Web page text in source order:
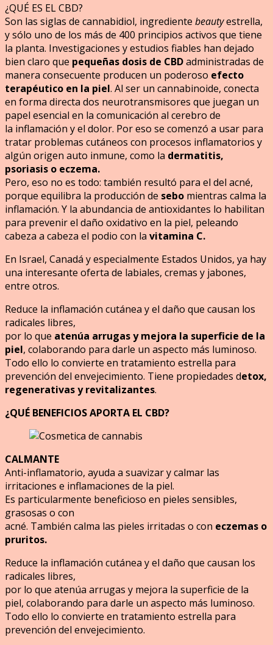
¿QUÉ ES EL CBD?
Son las siglas de cannabidiol, ingrediente beautyestrella,
y sólo uno de los más de 400 principios activos que tiene
la planta. Investigaciones y estudios fiables han dejado
bien claro que pequeñas dosis de CBDadministradas de
manera consecuente producen un poderoso efecto
terapéutico en la piel. Al ser un cannabinoide, conecta
en forma directa dos neurotransmisores que juegan un
papel esencial en la comunicación al cerebro de
la inflamación y el dolor. Por eso se comenzó a usar para
tratar problemas cutáneos con procesos inflamatorios y
algún origen auto inmune, como la dermatitis,
psoriasis o eczema.
Pero, eso no es todo: también resultó para el del acné,
porque equilibra la producción de sebo mientras calma la
inflamación. Y la abundancia de antioxidantes lo habilitan
para prevenir el daño oxidativo en la piel, peleando
cabeza a cabeza el podio con la vitamina C.
En Israel, Canadá y especialmente Estados Unidos, ya hay
una interesante oferta de labiales, cremas y jabones,
entre otros.
Reduce la inflamación cutánea y el daño que causan los
radicales libres,
por lo que atenúa arrugas y mejora la superficie de la
piel, colaborando para darle un aspecto más luminoso.
Todo ello lo convierte en tratamiento estrella para
prevención del envejecimiento. Tiene propiedades detox,
regenerativas y revitalizantes.
¿QUÉ BENEFICIOS APORTA EL CBD?
CALMANTE
Anti-inflamatorio, ayuda a suavizar y calmar las
irritaciones e inflamaciones de la piel.
Es particularmente beneficioso en pieles sensibles,
grasosas o con
acné. También calma las pieles irritadas o con eczemas o
pruritos.
Reduce la inflamación cutánea y el daño que causan los
radicales libres,
por lo que atenúa arrugas y mejora la superficie de la
piel, colaborando para darle un aspecto más luminoso.
Todo ello lo convierte en tratamiento estrella para
prevención del envejecimiento.